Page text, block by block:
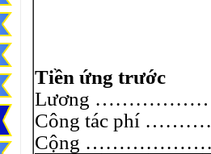
Tiền ứng trước
Lương
Công tác phí
Cộng